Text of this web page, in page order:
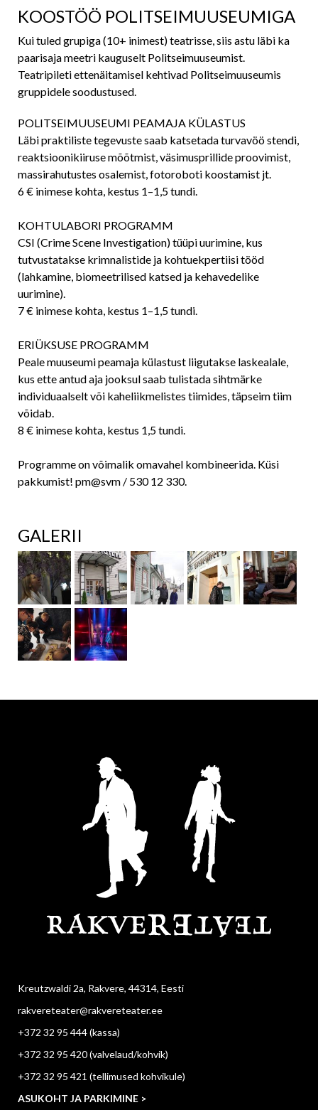
KOOSTÖÖ POLITSEIMUUSEUMIGA
Kui tuled grupiga (10+ inimest) teatrisse, siis astu läbi ka
paarisaja meetri kauguselt Politseimuuseumist.
Teatripileti ettenäitamisel kehtivad Politseimuuseumis
gruppidele soodustused.
POLITSEIMUUSEUMI PEAMAJA KÜLASTUS
Läbi praktiliste tegevuste saab katsetada turvavöö stendi,
reaktsioonikiiruse mõõtmist, väsimusprillide proovimist,
massirahutustes osalemist, fotoroboti koostamist jt.
6 € inimese kohta, kestus 1–1,5 tundi.
KOHTULABORI PROGRAMM
CSI (Crime Scene Investigation) tüüpi uurimine, kus
tutvustatakse krimnalistide ja kohtuekpertiisi tööd
(lahkamine, biomeetrilised katsed ja kehavedelike
uurimine).
7 € inimese kohta, kestus 1–1,5 tundi.
ERIÜKSUSE PROGRAMM
Peale muuseumi peamaja külastust liigutakse laskealale,
kus ette antud aja jooksul saab tulistada sihtmärke
individuaalselt või kaheliikmelistes tiimides, täpseim tiim
võidab.
8 € inimese kohta, kestus 1,5 tundi.
Programme on võimalik omavahel kombineerida. Küsi
pakkumist! pm@svm / 530 12 330.
GALERII
Kreutzwaldi 2a, Rakvere, 44314, Eesti
rakvereteater@rakvereteater.ee
+372 32 95 444(kassa)
+372 32 95 420(valvelaud/kohvik)
+372 32 95 421 (tellimused kohvikule)
ASUKOHT JA PARKIMINE >